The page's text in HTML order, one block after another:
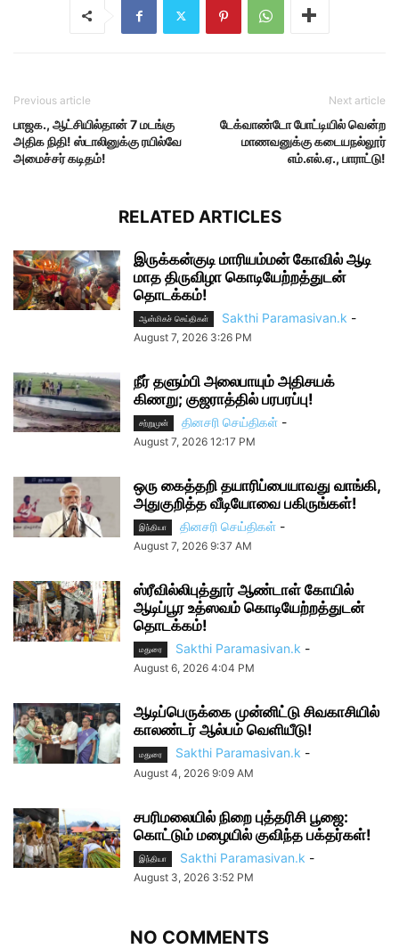
Previous article
பாஜக., ஆட்சியில்தான் 7 மடங்கு
அதிக நிதி! ஸ்டாலினுக்கு ரயில்வே
அமைச்சர் கடிதம்!
Next article
டேக்வாண்டோ போட்டியில் வென்ற
மாணவனுக்கு கடையநல்லூர்
எம்.எல்.ஏ., பாராட்டு!
RELATED ARTICLES
இருக்கன்குடி மாரியம்மன் கோவில் ஆடி
மாத திருவிழா கொடியேற்றத்துடன்
தொடக்கம்!
ஆன்மிகச் செய்திகள் Sakthi Paramasivan.k -
August 7, 2026 3:26 PM
நீர் தளும்பி அலைபாயும் அதிசயக்
கிணறு; குஜராத்தில் பரபரப்பு!
சற்றுமுன் தினசரி செய்திகள் -
August 7, 2026 12:17 PM
ஒரு கைத்தறி தயாரிப்பையாவது வாங்கி,
அதுகுறித்த வீடியோவை பகிருங்கள்!
இந்தியா தினசரி செய்திகள் -
August 7, 2026 9:37 AM
ஸ்ரீவில்லிபுத்தூர் ஆண்டாள் கோயில்
ஆடிப்பூர உத்ஸவம் கொடியேற்றத்துடன்
தொடக்கம்!
மதுரை Sakthi Paramasivan.k -
August 6, 2026 4:04 PM
ஆடிப்பெருக்கை முன்னிட்டு சிவகாசியில்
காலண்டர் ஆல்பம் வெளியீடு!
மதுரை Sakthi Paramasivan.k -
August 4, 2026 9:09 AM
சபரிமலையில் நிறை புத்தரிசி பூஜை:
கொட்டும் மழையில் குவிந்த பக்தர்கள்!
இந்தியா Sakthi Paramasivan.k -
August 3, 2026 3:52 PM
NO COMMENTS